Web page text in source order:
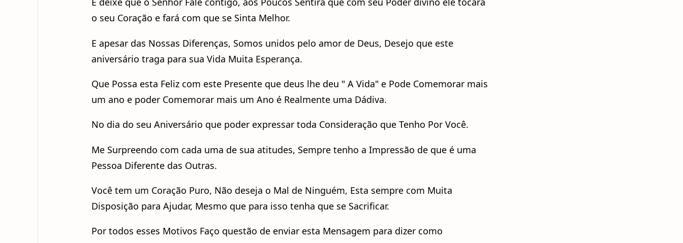
o seu Coração e fará com que se Sinta Melhor.
E apesar das Nossas Diferenças, Somos unidos pelo amor de Deus, Desejo que este
aniversário traga para sua Vida Muita Esperança.
Que Possa esta Feliz com este Presente que deus lhe deu " A Vida" e Pode Comemorar mais
um ano e poder Comemorar mais um Ano é Realmente uma Dádiva.
No dia do seu Aniversário que poder expressar toda Consideração que Tenho Por Você.
Me Surpreendo com cada uma de sua atitudes, Sempre tenho a Impressão de que é uma
Pessoa Diferente das Outras.
Você tem um Coração Puro, Não deseja o Mal de Ninguém, Esta sempre com Muita
Disposição para Ajudar, Mesmo que para isso tenha que se Sacrificar.
Por todos esses Motivos Faço questão de enviar esta Mensagem para dizer como